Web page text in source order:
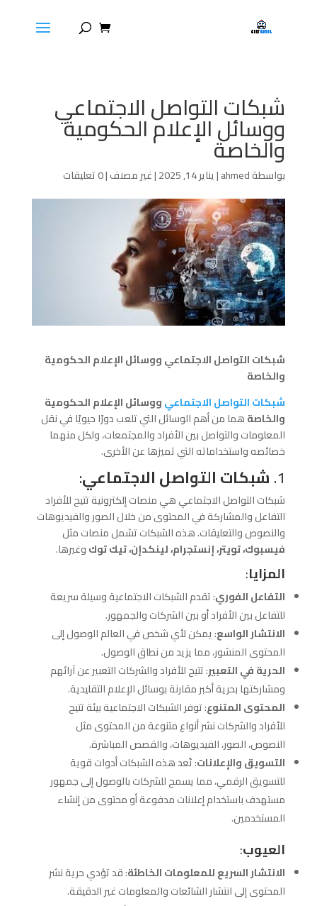
شبكات التواصل الاجتماعي
ووسائل الإعلام الحكومية
والخاصة
بواسطةahmed
|يناير 14, 2025 |غير مصنف|0 تعليقات
شبكات التواصل الاجتماعي ووسائل الإعلام الحكومية
والخاصة
شبكات التواصل الاجتماعيووسائل الإعلام الحكومية
والخاصةهما من أهم الوسائل التي تلعب دورًا حيويًا في نقل
المعلومات والتواصل بين الأفراد والمجتمعات، ولكل منهما
خصائصه واستخداماته التي تميزها عن الأخرى.
1. شبكات التواصل الاجتماعي:
شبكات التواصل الاجتماعي هي منصات إلكترونية تتيح للأفراد
التفاعل والمشاركة في المحتوى من خلال الصور والفيديوهات
والنصوص والتعليقات. هذه الشبكات تشمل منصات مثل
فيسبوك، تويتر، إنستجرام، لينكدإن، تيك توكوغيرها.
المزايا:
التفاعل الفوري: تقدم الشبكات الاجتماعية وسيلة سريعة
للتفاعل بين الأفراد أو بين الشركات والجمهور.
الانتشار الواسع: يمكن لأي شخص في العالم الوصول إلى
المحتوى المنشور، مما يزيد من نطاق الوصول.
الحرية في التعبير: تتيح للأفراد والشركات التعبير عن آرائهم
ومشاركتها بحرية أكبر مقارنة بوسائل الإعلام التقليدية.
المحتوى المتنوع: توفر الشبكات الاجتماعية بيئة تتيح
للأفراد والشركات نشر أنواع متنوعة من المحتوى مثل
النصوص، الصور، الفيديوهات، والقصص المباشرة.
التسويق والإعلانات: تُعد هذه الشبكات أدوات قوية
للتسويق الرقمي، مما يسمح للشركات بالوصول إلى جمهور
مستهدف باستخدام إعلانات مدفوعة أو محتوى من إنشاء
المستخدمين.
العيوب:
الانتشار السريع للمعلومات الخاطئة: قد تؤدي حرية نشر
المحتوى إلى انتشار الشائعات والمعلومات غير الدقيقة.